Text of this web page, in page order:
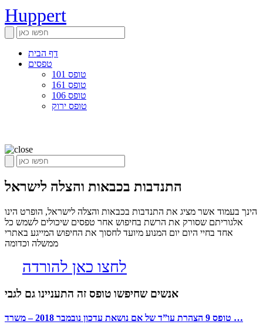
Huppert
דף הבית
טפסים
טופס 101
טופס 161
טופס 106
טופס ירוק
התנדבות בכבאות והצלה לישראל
הינך בעמוד אשר מציג את התנדבות בכבאות והצלה לישראל, הופרט הינו
אלגוריתם שסורק את הרשת בחיפוש אחר טפסים שיכולים לשמש כל
אחד בחיי היום יום המנוע מיועד לחסוך את החיפוש המייגע באתרי
ממשלה וכדומה
לחצו כאן להורדה
אנשים שחיפשו טופס זה התעניינו גם לגבי
טופס 9 הצהרת עו”ד של אם נושאת עדכון נובמבר 2018 – משרד …